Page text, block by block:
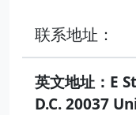
联系地址：
英文地址：E
D.C. 20037